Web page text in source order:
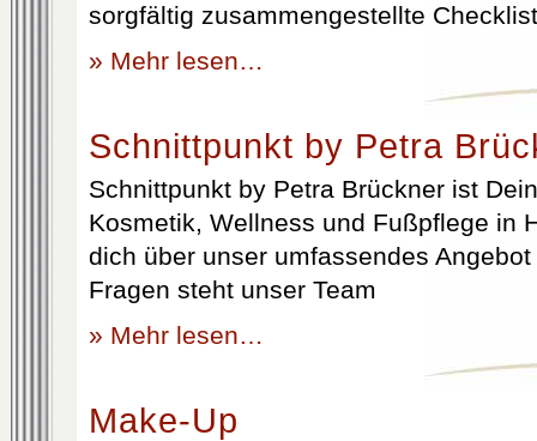
sorgfältig zusammengestellte
» Mehr lesen…
Schnittpunkt by Petra
Schnittpunkt by Petra Brückner ist
Kosmetik, Wellness und Fußpflege in
dich über unser umfassendes
Fragen steht unser Team
» Mehr lesen…
Make-Up